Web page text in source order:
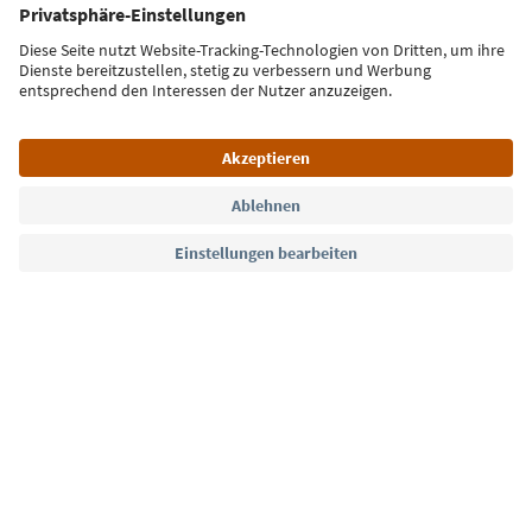
Jetzt anmelden